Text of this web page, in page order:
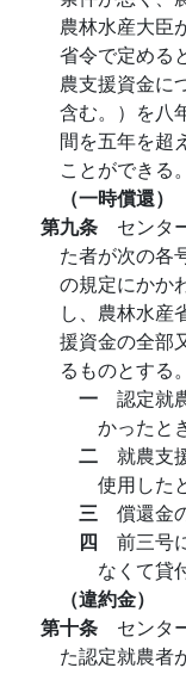
農林水産大臣
省令で定める
農支援資金に
含む。）を八
間を五年を超
ことができる。
（一時償還）
第九条 センタ
た者が次の各
の規定にかか
し、農林水産
援資金の全部
るものとする。
一 認定就
かったと
二 就農支
使用した
三 償還金
四 前三号
なくて貸
（違約金）
第十条 センタ
た認定就農者